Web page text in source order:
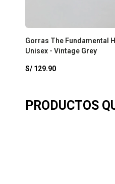
Gorras The Fundamental
Unisex - Vintage Grey
S/ 129.90
PRODUCTOS